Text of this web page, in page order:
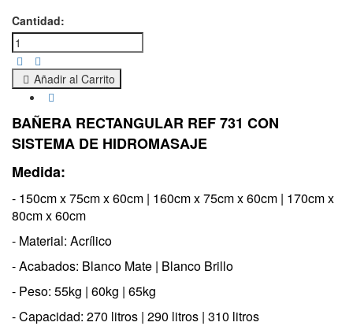
Cantidad:
Añadir al Carrito
BAÑERA RECTANGULAR REF 731 CON
SISTEMA DE HIDROMASAJE
Medida:
- 150cm x 75cm x 60cm | 160cm x 75cm x 60cm | 170cm x
80cm x 60cm
- Material: Acrílico
- Acabados: Blanco Mate | Blanco Brillo
- Peso: 55kg | 60kg | 65kg
- Capacidad: 270 litros | 290 litros | 310 litros